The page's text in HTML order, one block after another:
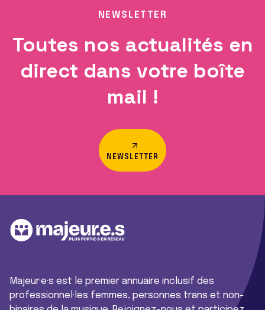
NEWSLETTER
Toutes nos actualités en
direct dans votre boîte
mail !
NEWSLETTER
Majeur·e·s est le premier annuaire inclusif des
professionnel·les femmes, personnes trans et non-